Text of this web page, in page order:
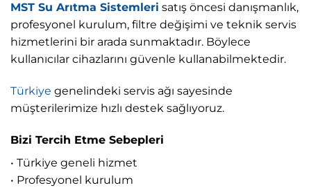
MST Su Arıtma Sistemleri satış öncesi danışmanlık,
profesyonel kurulum, filtre değişimi ve teknik servis
hizmetlerini bir arada sunmaktadır. Böylece
kullanıcılar cihazlarını güvenle kullanabilmektedir.
Türkiye genelindeki servis ağı sayesinde
müşterilerimize hızlı destek sağlıyoruz.
Bizi Tercih Etme Sebepleri
• Türkiye geneli hizmet
• Profesyonel kurulum